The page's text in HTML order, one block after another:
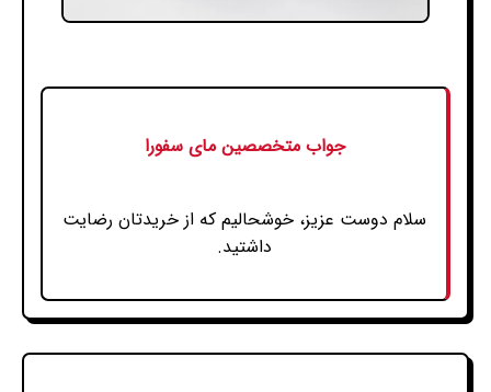
جواب متخصصین مای سفورا
سلام دوست عزیز، خوشحالیم که از خریدتان رضایت
داشتید.